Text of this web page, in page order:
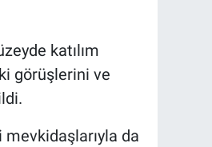
katılım
görüşlerini ve
mevkidaşlarıyla da